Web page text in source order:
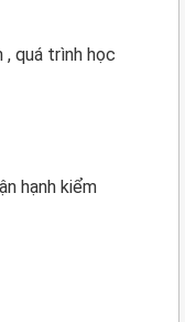
quá trình học
hạnh kiểm